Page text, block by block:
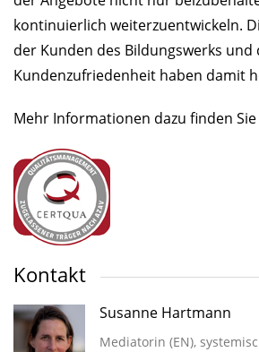
kontinuierlich weiterzuentwickeln.
der Kunden des Bildungswerks und
Kundenzufriedenheit haben damit
Mehr Informationen dazu finden Sie
Kontakt
Susanne Hartmann
Mediatorin (EN),